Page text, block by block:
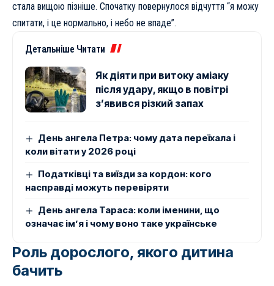
стала вищою пізніше. Спочатку повернулося відчуття “я можу
спитати, і це нормально, і небо не впаде”.
Детальніше Читати
Як діяти при витоку аміаку
після удару, якщо в повітрі
з’явився різкий запах
День ангела Петра: чому дата переїхала і
коли вітати у 2026 році
Податківці та виїзди за кордон: кого
насправді можуть перевіряти
День ангела Тараса: коли іменини, що
означає ім’я і чому воно таке українське
Роль дорослого, якого дитина
бачить